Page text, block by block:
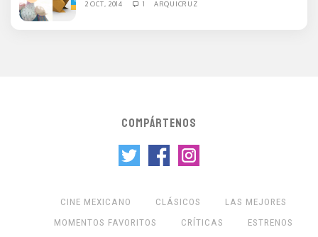
2 OCT, 2014 1 ARQUICRUZ
COMPÁRTENOS
CINE MEXICANO CLÁSICOS
LAS MEJORES
MOMENTOS FAVORITOS
CRÍTICAS
ESTRENOS